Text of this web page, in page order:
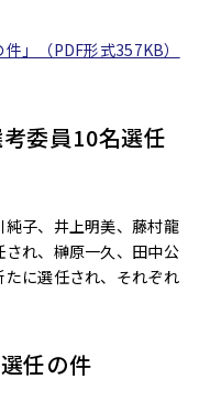
」（PDF形式357KB）
委員10名選任
子、井上明美、藤村龍
れ、榊原一久、田中公
に選任され、それぞれ
任の件